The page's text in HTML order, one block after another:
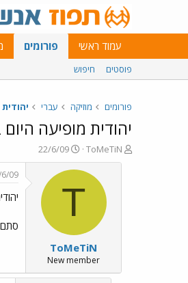
עמוד ראשי פורומים
פוסטים חיפוש
פורומים מוזיקה עברי
יהודית מופיעה היום
פ
ו
ToMeTiN
פ
ו
ר
א
ר
י
ך
22/6/09
T
ToMeTiN
New member
09